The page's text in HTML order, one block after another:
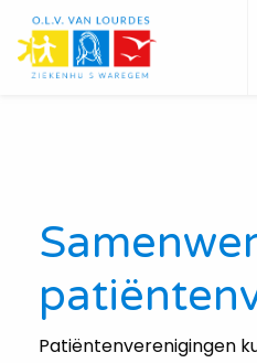
Overslaan
en
naar
Patiëntenverenigingen